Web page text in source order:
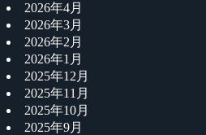
2026年4月
2026年3月
2026年2月
2026年1月
2025年12月
2025年11月
2025年10月
2025年9月